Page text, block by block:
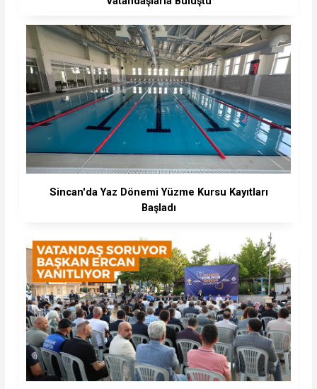
Sincan'da Yaz Dönemi Yüzme Kursu Kayıtları
Başladı